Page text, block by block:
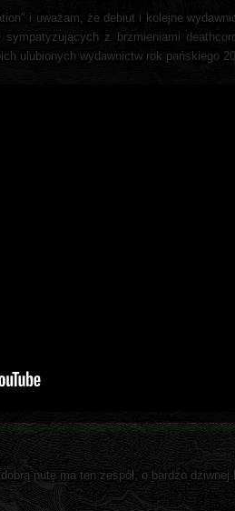
i uważam, że debiut i kolejne
sympatyzujących z brzmieniami
ulubionych wydawnictw rok pańskiego
nutę ma ten zespół, o bardzo